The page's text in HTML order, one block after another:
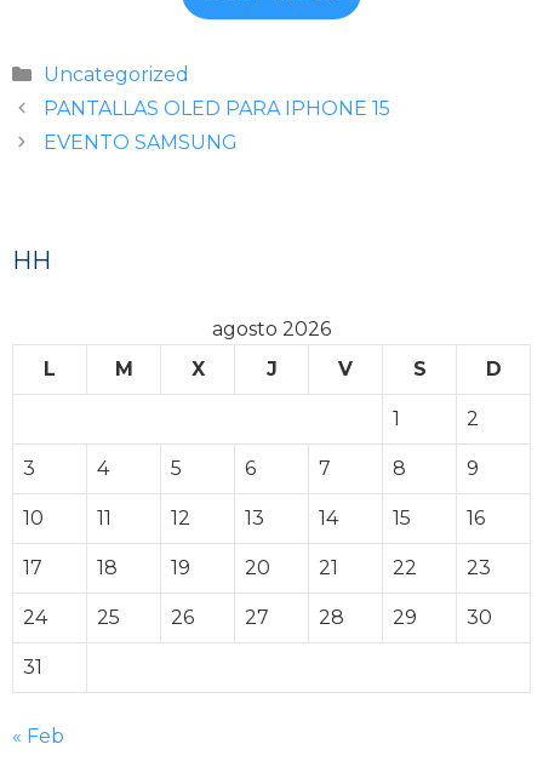
Categorías
Uncategorized
PANTALLAS OLED PARA IPHONE 15
EVENTO SAMSUNG
HH
agosto 2026
L
M X J V S D
1 2
3 4 5 6 7 8 9
10 11 12 13 14 15 16
17 18 19 20 21 22 23
24 25 26 27 28 29 30
31
« Feb